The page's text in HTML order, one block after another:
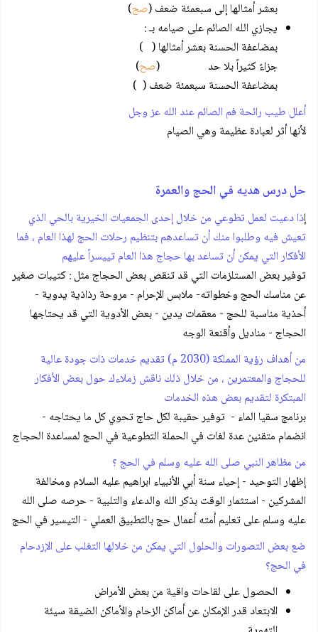
بعشر أمثالها إلى سبعمئة ضعف (صح)
يجازي الله الصائم على صيامه بـ :
بمضاعفة الحسنة بعشر أمثالها ( )
جزاءً كثيراً بلا حد (صح)
بمضاعفة الحسنة سبعمئة ضعف ( )
أعلل طيب رائحة فم الصائم عند الله عز وجل
لأنها أثر لعبادة عظيمة وهي الصيام
حل درس هديه في الحج والعمرة
إذا دعيت لعمل تطوعي من خلال إحدى الجمعيات الخيرية بالحي الذي
تعيش فيه وطلبوا منك أن تساعدهم بتنظيم رحلات الحج لهذا العام ، فما
الأفكار التي يمكن أن تساعد بها حجاج هذا العام تييسراً عليهم
توفير بعض المستلزمات التي قد تنقص بعض الحجاج مثل : كتيبات صغير
عن مناسك الحج وخطواته- ملابس الإحرام - مروحة رذاذية يدوية -
أحذية مناسبة للحج - معقمات يدين - بعض الأدوية التي قد يحتاجها
الحجاج - مناديل وأقنعة الوجه
من أهداف رؤية المملكة (2030 م) تقديم خدمات ذات جودة عالية
للحجاج والمعتمرين ، من خلال ذلك ناقش زملاءك حول بعض الأفكار
المبتكرة لتقديم بعض هذه الخدمات
برنامج سقيا الماء - توفير حقيبة لكل حاج تحوي كل ما يحتاجه -
انضمام متقنين عدة لغات في الحملة التطوعية في الحج لمساعدة الحجاج
من مظاهر النبي صلى الله عليه وسلم في الحج ؟
إظهار التوحيد - إحياء سنة أبي الأنبياء ابراهيم عليه السلام ومخالفة
المشركين - استثمار الوقت بذكر الله والدعاء والتلبية - حرصه صلى الله
عليه وسلم على تعليم أمته أعمال حج بالتطبيق العملي - التيسير في الحج
ضع بعض التصورات والحلول التي يمكن من خلالها التغلب على الإزدحام
في الحج؟
الحصول على لقاحات واقية من بعض الأمراض
الابتعاد قدر الإمكان عن أماكن الزحام والأماكن الضيقة سيئة